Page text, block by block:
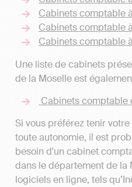
Cabinets comptable
Cabinets comptable
Cabinets comptable
Une liste de cabinets
de la Moselle est
Cabinets comptable
Si vous préférez tenir
toute autonomie, il est
besoin d'un cabinet
dans le département de la
logiciels en ligne, tels